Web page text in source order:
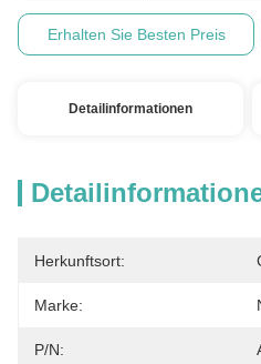
Erhalten Sie Besten Preis
Detailinformationen
Herkunftsort:
Marke:
P/N: